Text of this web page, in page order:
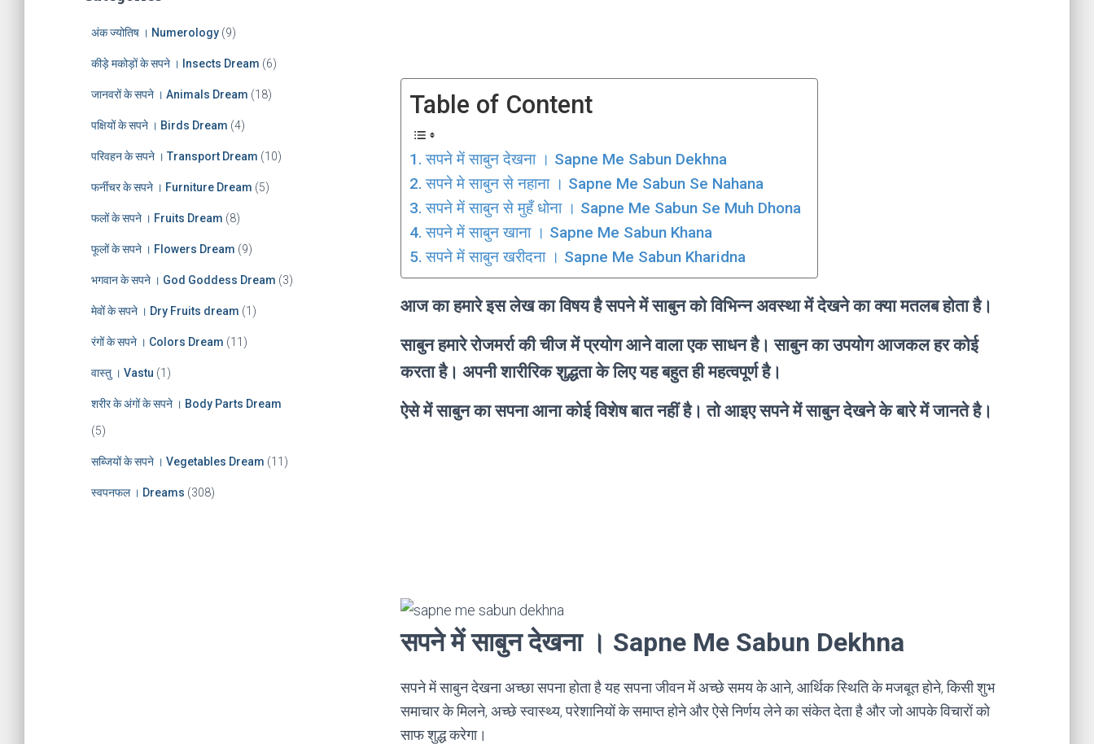
अंक ज्योतिष । Numerology (9)
कीड़े मकोड़ों के सपने । Insects Dream (6)
जानवरों के सपने । Animals Dream (18)
पक्षियों के सपने । Birds Dream (4)
परिवहन के सपने । Transport Dream (10)
फर्नीचर के सपने । Furniture Dream (5)
फलों के सपने । Fruits Dream (8)
फूलों के सपने । Flowers Dream (9)
भगवान के सपने । God Goddess Dream (3)
मेवों के सपने । Dry Fruits dream (1)
रंगों के सपने । Colors Dream (11)
वास्तु । Vastu (1)
शरीर के अंगों के सपने । Body Parts Dream
(5)
सब्जियों के सपने । Vegetables Dream (11)
स्वपनफल । Dreams (308)
Table of Content
सपने में साबुन देखना । Sapne Me Sabun Dekhna
सपने मे साबुन से नहाना । Sapne Me Sabun Se Nahana
सपने में साबुन से मुहँ धोना । Sapne Me Sabun Se Muh Dhona
सपने में साबुन खाना । Sapne Me Sabun Khana
सपने में साबुन खरीदना । Sapne Me Sabun Kharidna
आज का हमारे इस लेख का विषय है सपने में साबुन को विभिन्न अवस्था में देखने का क्या मतलब होता है।
साबुन हमारे रोजमर्रा की चीज में प्रयोग आने वाला एक साधन है। साबुन का उपयोग आजकल हर कोई
करता है। अपनी शारीरिक शुद्धता के लिए यह बहुत ही महत्वपूर्ण है।
ऐसे में साबुन का सपना आना कोई विशेष बात नहीं है। तो आइए सपने में साबुन देखने के बारे में जानते है।
सपने में साबुन देखना । Sapne Me Sabun Dekhna
सपने में साबुन देखना अच्छा सपना होता है यह सपना जीवन में अच्छे समय के आने, आर्थिक स्थिति के मजबूत होने, किसी शुभ
समाचार के मिलने, अच्छे स्वास्थ्य, परेशानियों के समाप्त होने और ऐसे निर्णय लेने का संकेत देता है और जो आपके विचारों को
साफ शुद्ध करेगा।